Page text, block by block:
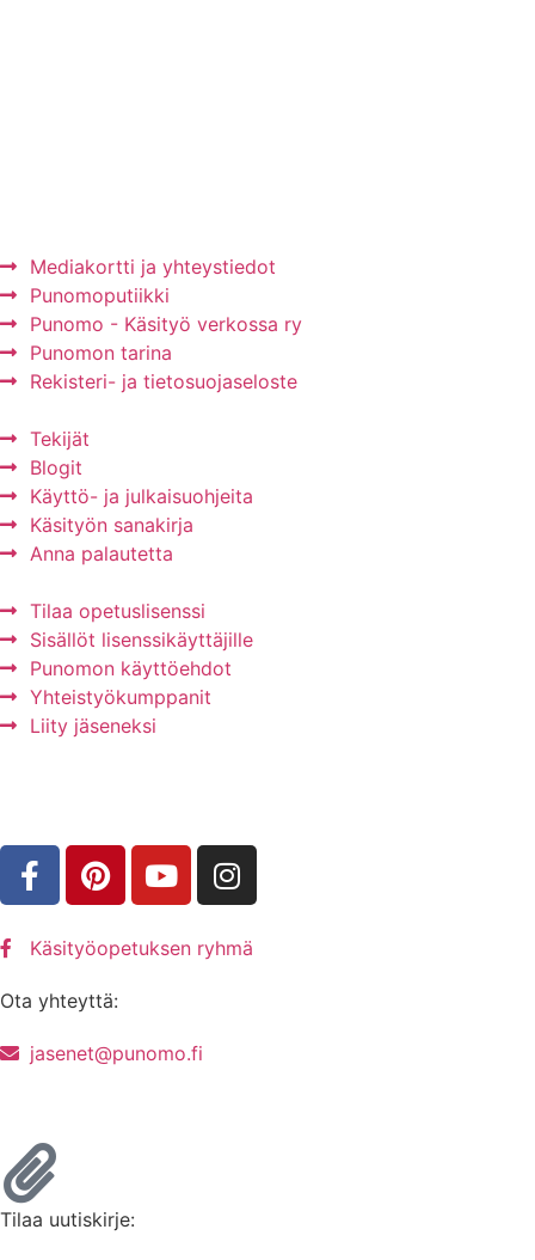
Mediakortti ja yhteystiedot
Punomoputiikki
Punomo - Käsityö verkossa ry
Punomon tarina
Rekisteri- ja tietosuojaseloste
Tekijät
Blogit
Käyttö- ja julkaisuohjeita
Käsityön sanakirja
Anna palautetta
Tilaa opetuslisenssi
Sisällöt lisenssikäyttäjille
Punomon käyttöehdot
Yhteistyökumppanit
Liity jäseneksi
Käsityöopetuksen ryhmä
Ota yhteyttä:
jasenet@punomo.fi
Tilaa uutiskirje: